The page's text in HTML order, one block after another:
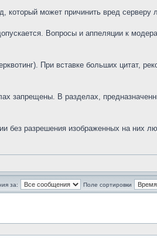
который может причинить вред серверу
Вопросы и аппеляции к
При вставке больших цитат,
запрещены. В разделах,
без разрешения изображенных на них
за: Поле сортировки